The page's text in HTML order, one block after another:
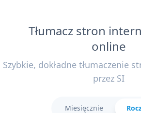
Tłumacz stron
online
Szybkie, dokładne tłumaczenie
przez SI
Miesięcznie